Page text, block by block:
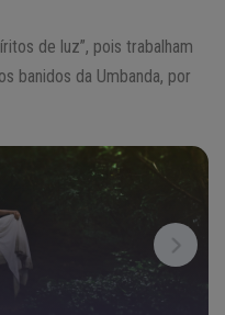
de luz”, pois trabalham
banidos da Umbanda, por